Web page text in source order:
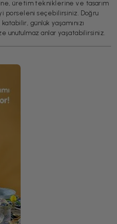
üretim tekniklerine ve tasarım
porseleni seçebilirsiniz. Doğru
günlük yaşamınızı
unutulmaz anlar yaşatabilirsiniz.